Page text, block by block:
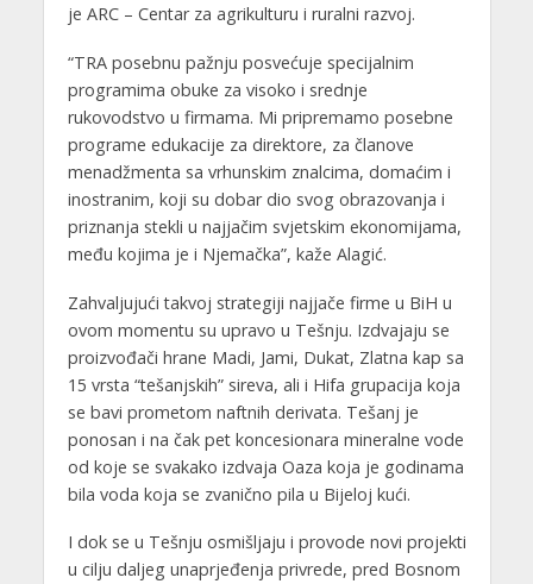
je ARC – Centar za agrikulturu i ruralni razvoj.
“TRA posebnu pažnju posvećuje specijalnim
programima obuke za visoko i srednje
rukovodstvo u firmama. Mi pripremamo posebne
programe edukacije za direktore, za članove
menadžmenta sa vrhunskim znalcima, domaćim i
inostranim, koji su dobar dio svog obrazovanja i
priznanja stekli u najjačim svjetskim ekonomijama,
među kojima je i Njemačka”, kaže Alagić.
Zahvaljujući takvoj strategiji najjače firme u BiH u
ovom momentu su upravo u Tešnju. Izdvajaju se
proizvođači hrane Madi, Jami, Dukat, Zlatna kap sa
15 vrsta “tešanjskih” sireva, ali i Hifa grupacija koja
se bavi prometom naftnih derivata. Tešanj je
ponosan i na čak pet koncesionara mineralne vode
od koje se svakako izdvaja Oaza koja je godinama
bila voda koja se zvanično pila u Bijeloj kući.
I dok se u Tešnju osmišljaju i provode novi projekti
u cilju daljeg unaprjeđenja privrede, pred Bosnom